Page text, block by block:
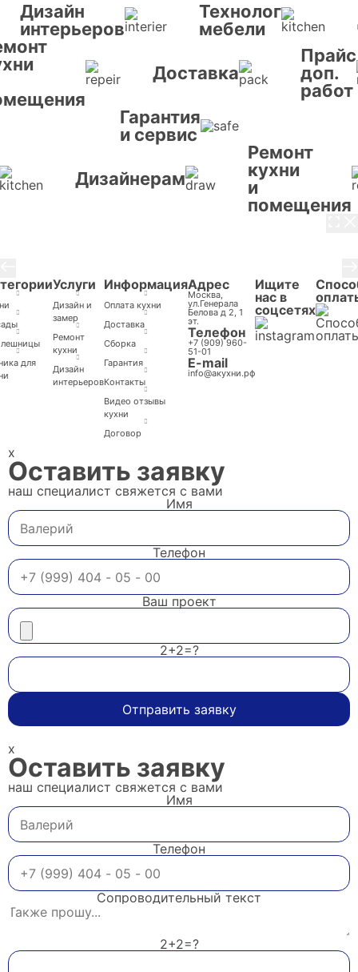
Дизайн
интерьеров
Технолог
мебели
Доставка
Прайс
доп.
работ
Гарантия
и сервис
Дизайнерам
Ремонт
кухни
и
помещения
для
Услуги
Дизайн и
замер
Ремонт
кухни
Дизайн
интерьеров
Информация
Оплата кухни
Доставка
Cборка
Гарантия
Контакты
Видео отзывы
кухни
Договор
Адрес
Москва,
ул.Генерала
Белова д 2, 1
эт.
Телефон
+7 (909) 960-
51-01
E-mail
info@акухни.рф
Ищите
нас в
соцсетях
x
Оставить заявку
наш специалист свяжется с вами
Имя
Телефон
Ваш проект
2+2=?
Отправить заявку
x
Оставить заявку
наш специалист свяжется с вами
Имя
Телефон
Сопроводительный текст
2+2=?